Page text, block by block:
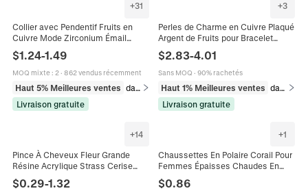
+31
Collier avec Pendentif Fruits en
Cuivre Mode Zirconium Émail
pour Femme Bijoux Doux Cadeau
$1.24-1.49
MOQ mixte: 2· 862 vendus récemment
Haut 5% Meilleures ventes
Livraison gratuite
+3
Perles de Charme en Cuivre Plaqué
Argent de Fruits pour Bracelet
Strass DIY Bijoux Charms
$2.83-4.01
Sans MOQ · 90% rachetés
Haut 1% Meilleures ventes
Livraison gratuite
+14
Pince À Cheveux Fleur Grande
Résine Acrylique Strass Cerise
Rose Baie Accessoires Cheveux
Pour Femmes Style Français
$0.29-1.32
+1
Chaussettes En Polaire Corail Pour
Femmes Épaisses Chaudes En
Peluche Chaussettes De Maison
Motif Fraise Cerise Doux Moelleux
$0.86